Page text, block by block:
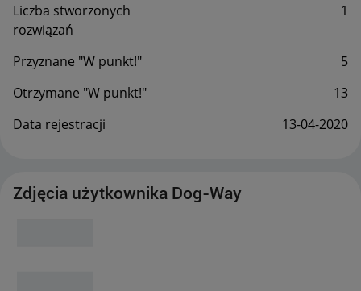
Liczba stworzonych
rozwiązań
1
Przyznane "W punkt!"
5
Otrzymane "W punkt!"
13
Data rejestracji
‎13-04-2020
Zdjęcia użytkownika Dog-Way